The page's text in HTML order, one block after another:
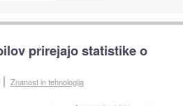
prirejajo statistike o
Znanost in tehnologija